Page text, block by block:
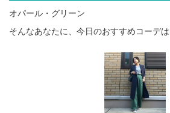
オパール・グリーン
そんなあなたに、今日のおすすめコーデは